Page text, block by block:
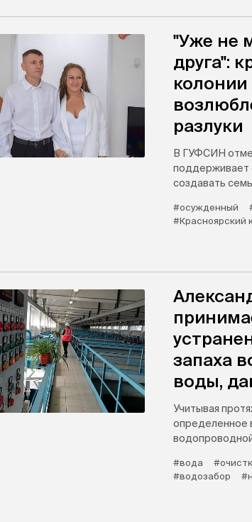
"Уже не
друга":
разлуки
В ГУФСИН
поддерживает
создавать
#осужденный
#Красноярский
запаха
воды,
Учитывая
определенное
#вода
#водозабор